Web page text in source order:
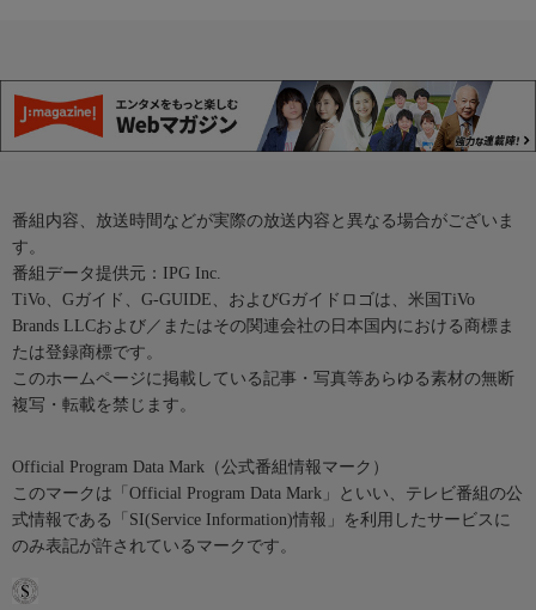
番組内容、放送時間などが実際の放送内容と異なる場合がございま
す。
番組データ提供元：IPG Inc.
TiVo、Gガイド、G-GUIDE、およびGガイドロゴは、米国TiVo
Brands LLCおよび／またはその関連会社の日本国内における商標ま
たは登録商標です。
このホームページに掲載している記事・写真等あらゆる素材の無断
複写・転載を禁じます。
Official Program Data Mark（公式番組情報マーク）
このマークは「Official Program Data Mark」といい、テレビ番組の公
式情報である「SI(Service Information)情報」を利用したサービスに
のみ表記が許されているマークです。